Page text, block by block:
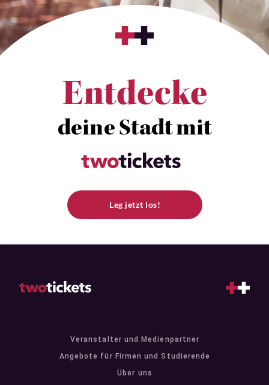
Entdecke
deine Stadt mit
Leg jetzt los!
Veranstalter und Medienpartner
Angebote für Firmen und Studierende
Über uns